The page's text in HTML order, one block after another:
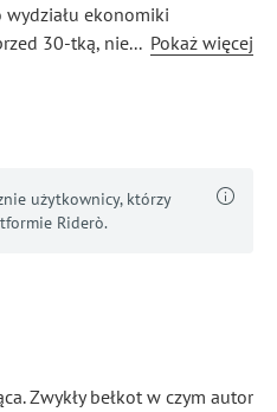
wydziału ekonomiki
30-tką, niezależny
... Pokaż więcej
użytkownicy, którzy
Riderò.
Zwykły bełkot w czym autor